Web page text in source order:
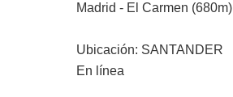
Madrid - El Carmen (680m)
Ubicación: SANTANDER
En línea